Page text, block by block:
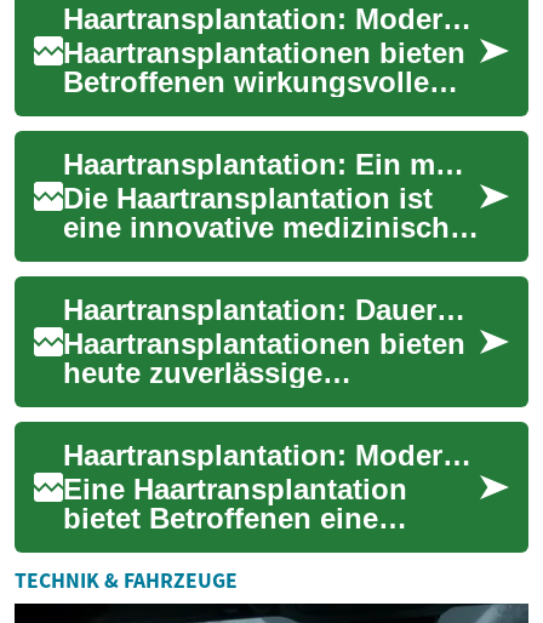
Haartransplantation: Moderne Hilfe gegen Haarausfall
Haartransplantationen bieten
Betroffenen wirkungsvolle
Möglichkeiten, lichter
werdendes Haar natürlich zu
rekonstruie...
Haartransplantation: Ein moderner Weg zu vollerem Haar
Die Haartransplantation ist
eine innovative medizinische
Lösung für Menschen, die
unter Haarausfall leiden.
Diese for...
Haartransplantation: Dauerhafte Hilfe bei Haarausfall
Haartransplantationen bieten
heute zuverlässige
Möglichkeiten, lichten
Haarwuchs dauerhaft zu
verbessern. In diesem B...
Haartransplantation: Moderne Therapie gegen Haarausfall
Eine Haartransplantation
bietet Betroffenen eine
effektive Möglichkeit, lichter
werdendes oder verlorenes
Haar dauerh...
TECHNIK & FAHRZEUGE